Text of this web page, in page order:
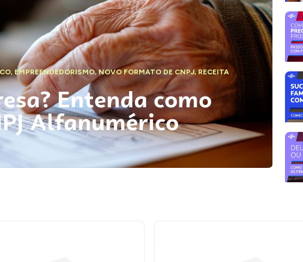
, EMPREENDEDORISMO,NOVO FORMATO DE CNPJ,RECEITA
Entenda como
Alfanumérico